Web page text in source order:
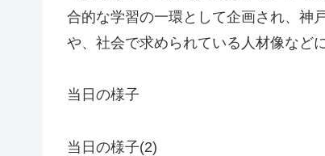
合的な学習の一環として企画され、神
や、社会で求められている人材像など
当日の様子
当日の様子(2)